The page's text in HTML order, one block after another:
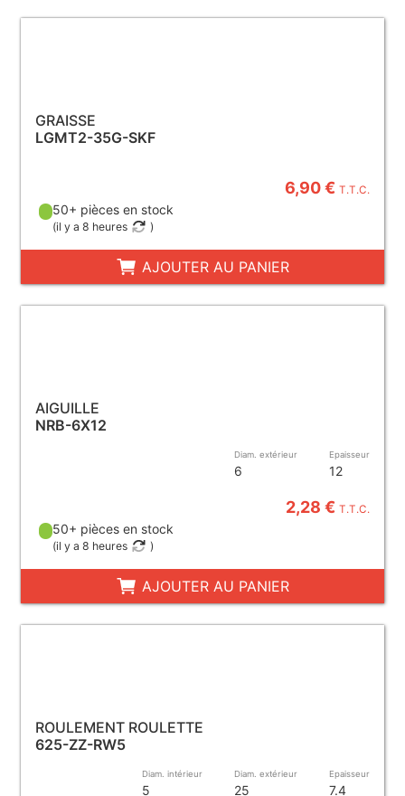
GRAISSE
LGMT2-35G-SKF
6,90 €T.T.C.
50+ pièces en stock
(il y a 8 heures )
AJOUTER AU PANIER
AIGUILLE
NRB-6X12
Diam. extérieur
6
Epaisseur
12
2,28 €T.T.C.
50+ pièces en stock
(il y a 8 heures )
AJOUTER AU PANIER
ROULEMENT ROULETTE
625-ZZ-RW5
Diam. intérieur
5
Diam. extérieur
25
Epaisseur
7.4